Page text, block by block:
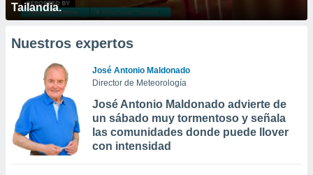
Tailandia.
Nuestros expertos
José Antonio Maldonado
Director de Meteorología
José Antonio Maldonado advierte de
un sábado muy tormentoso y señala
las comunidades donde puede llover
con intensidad